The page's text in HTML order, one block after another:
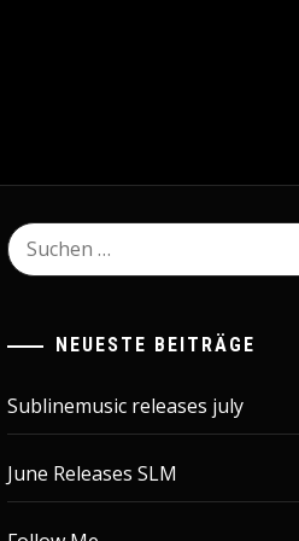
Suchen
nach:
NEUESTE BEITRÄGE
Sublinemusic releases july
June Releases SLM